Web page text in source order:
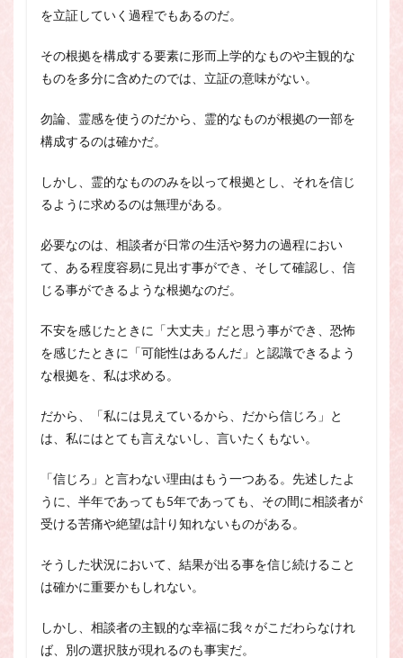
を立証していく過程でもあるのだ。
その根拠を構成する要素に形而上学的なものや主観的な
ものを多分に含めたのでは、立証の意味がない。
勿論、霊感を使うのだから、霊的なものが根拠の一部を
構成するのは確かだ。
しかし、霊的なもののみを以って根拠とし、それを信じ
るように求めるのは無理がある。
必要なのは、相談者が日常の生活や努力の過程におい
て、ある程度容易に見出す事ができ、そして確認し、信
じる事ができるような根拠なのだ。
不安を感じたときに「大丈夫」だと思う事ができ、恐怖
を感じたときに「可能性はあるんだ」と認識できるよう
な根拠を、私は求める。
だから、「私には見えているから、だから信じろ」と
は、私にはとても言えないし、言いたくもない。
「信じろ」と言わない理由はもう一つある。先述したよ
うに、半年であっても5年であっても、その間に相談者が
受ける苦痛や絶望は計り知れないものがある。
そうした状況において、結果が出る事を信じ続けること
は確かに重要かもしれない。
しかし、相談者の主観的な幸福に我々がこだわらなけれ
ば、別の選択肢が現れるのも事実だ。